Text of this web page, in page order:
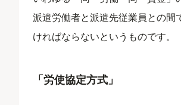
派遣労働者と派遣先従業員との間
ければならないというものです。
「労使協定方式」